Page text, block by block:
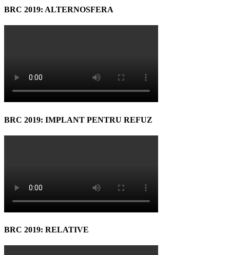
BRC 2019: ALTERNOSFERA
BRC 2019: IMPLANT PENTRU REFUZ
BRC 2019: RELATIVE